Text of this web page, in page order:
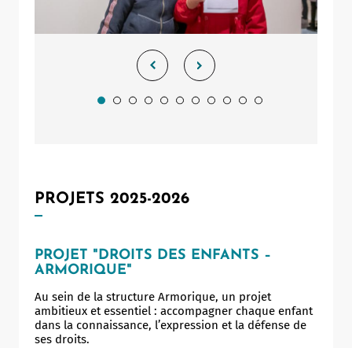
PROJETS 2025-2026
PROJET "DROITS DES ENFANTS –
ARMORIQUE"
Au sein de la structure Armorique, un projet
ambitieux et essentiel : accompagner chaque enfant
dans la connaissance, l’expression et la défense de
ses droits.